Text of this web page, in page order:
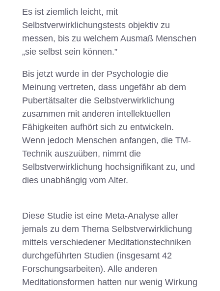
Es ist ziemlich leicht, mit
Selbstverwirklichungstests objektiv zu
messen, bis zu welchem Ausmaß Menschen
„sie selbst sein können.”
Bis jetzt wurde in der Psychologie die
Meinung vertreten, dass ungefähr ab dem
Pubertätsalter die Selbstverwirklichung
zusammen mit anderen intellektuellen
Fähigkeiten aufhört sich zu entwickeln.
Wenn jedoch Menschen anfangen, die TM-
Technik auszuüben, nimmt die
Selbstverwirklichung hochsignifikant zu, und
dies unabhängig vom Alter.
Diese Studie ist eine Meta-Analyse aller
jemals zu dem Thema Selbstverwirklichung
mittels verschiedener Meditationstechniken
durchgeführten Studien (insgesamt 42
Forschungsarbeiten). Alle anderen
Meditationsformen hatten nur wenig Wirkung